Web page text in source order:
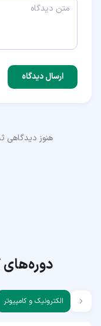
ارسال دیدگاه
هنوز دیدگاهی
دوره‌های
الکترونیک و کامپیوتر